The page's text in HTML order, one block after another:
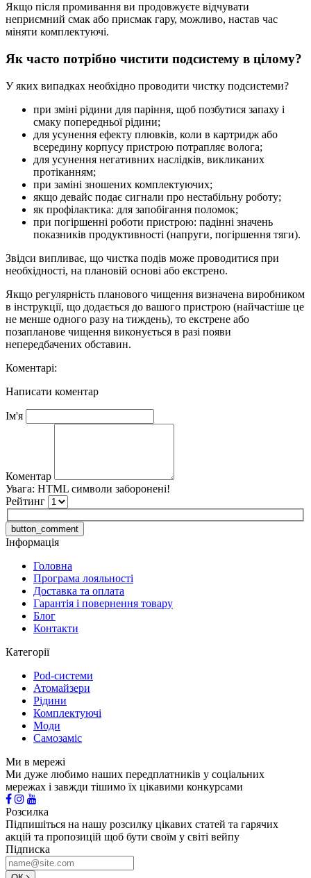
Якщо після промивання ви продовжуєте відчувати
неприємний смак або присмак гару, можливо, настав час
міняти комплектуючі.
Як часто потрібно чистити подсистему в цілому?
У яких випадках необхідно проводити чистку подсистеми?
при зміні рідини для паріння, щоб позбутися запаху і
смаку попередньої рідини;
для усунення ефекту плювків, коли в картридж або
всередину корпусу пристрою потрапляє волога;
для усунення негативних наслідків, викликаних
протіканням;
при заміні зношених комплектуючих;
якщо девайс подає сигнали про нестабільну роботу;
як профілактика: для запобігання поломок;
при погіршенні роботи пристрою: падінні значень
показників продуктивності (напруги, погіршення тяги).
Звідси випливає, що чистка подів може проводитися при
необхідності, на плановій основі або екстрено.
Якщо регулярність планового чищення визначена виробником
в інструкції, що додається до вашого пристрою (найчастіше це
не менше одного разу на тиждень), то екстрене або
позапланове чищення виконується в разі появи
непередбачених обставин.
Коментарі:
Написати коментар
Ім'я
Коментар
Увага: HTML символи заборонені!
Рейтинг
button_comment
Інформація
Головна
Програма лояльності
Доставка та оплата
Гарантія і повернення товару
Блог
Контакти
Категорії
Pod-системи
Атомайзери
Рідини
Комплектуючі
Моди
Самозаміс
Ми в мережі
Ми дуже любимо наших передплатників у соціальних
мережах і завжди тішимо їх цікавими конкурсами
Розсилка
Підпишіться на нашу розсилку цікавих статей та гарячих
акцій та пропозицій щоб бути своїм у світі вейпу
Підписка